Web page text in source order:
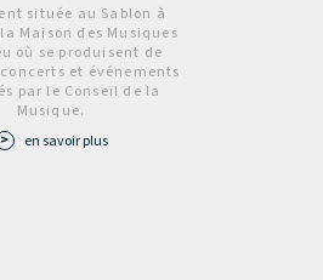
située au Sablon à
Maison des Musiques
où se produisent de
et événements
par le Conseil de la
Musique.
en savoir plus